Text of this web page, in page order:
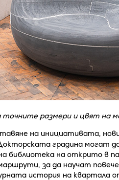
размери и цвят на
на инициативата,
градина могат
библиотека на открито в
за да научат
история на квартала